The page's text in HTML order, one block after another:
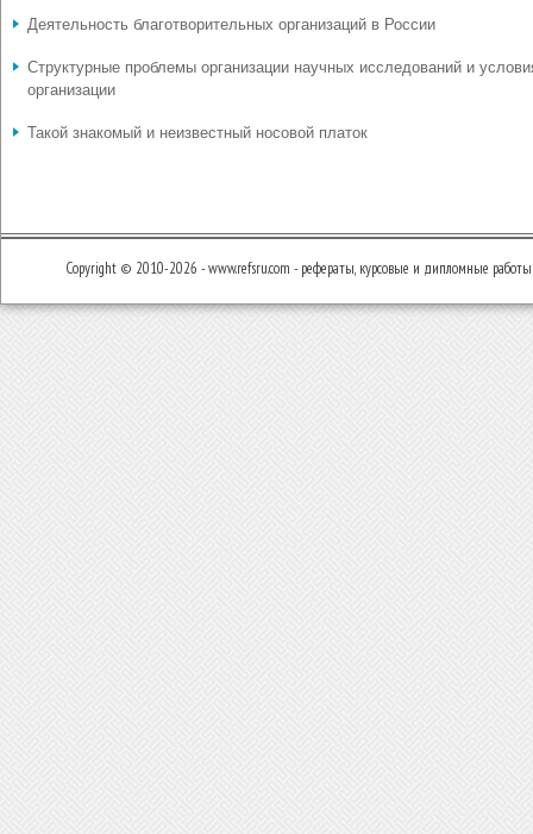
Деятельность благотворительных организаций в России
Структурные проблемы организации научных исследований и
организации
Такой знакомый и неизвестный носовой платок
Copyright © 2010-2026 - www.refsru.com - рефераты, курсовые и дипломные работы